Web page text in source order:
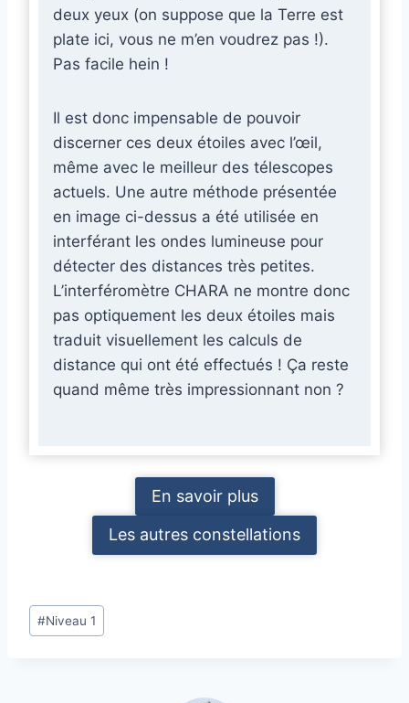
deux yeux (on suppose que la Terre est
plate ici, vous ne m’en voudrez pas !).
Pas facile hein !
Il est donc impensable de pouvoir
discerner ces deux étoiles avec l’œil,
même avec le meilleur des télescopes
actuels. Une autre méthode présentée
en image ci-dessus a été utilisée en
interférant les ondes lumineuse pour
détecter des distances très petites.
L’interféromètre CHARA ne montre donc
pas optiquement les deux étoiles mais
traduit visuellement les calculs de
distance qui ont été effectués ! Ça reste
quand même très impressionnant non ?
En savoir plus
Les autres constellations
Étiquettes
de
#Niveau 1